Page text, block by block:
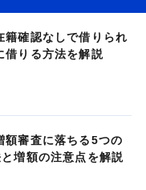
籍確認なしで借りられ
借りる方法を解説
額審査に落ちる5つの
増額の注意点を解説